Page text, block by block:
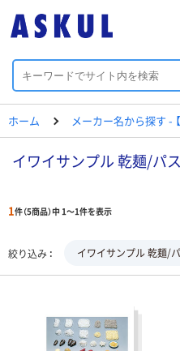
ホーム メーカー名から探す -
イワイサンプル 乾麺/パ
1件（5商品）中 1～1件を表示
絞り込み イワイサンプル 乾麺/